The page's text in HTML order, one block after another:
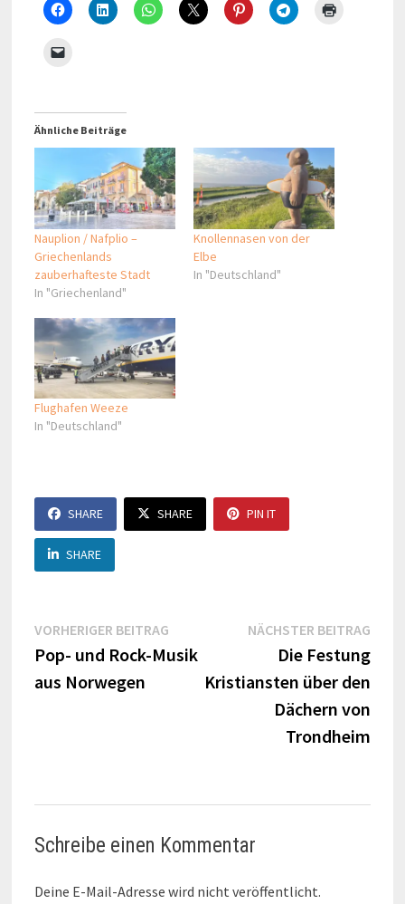
Ähnliche Beiträge
Nauplion / Nafplio –
Griechenlands
zauberhafteste Stadt
In "Griechenland"
Knollennasen von der
Elbe
In "Deutschland"
Flughafen Weeze
In "Deutschland"
SHARE SHARE PIN IT
SHARE
Beitragsnavigation
VORHERIGER BEITRAGVorheriger
Beitrag:
Pop- und Rock-Musik
aus Norwegen
NÄCHSTER BEITRAG
Die Festung
Kristiansten über den
Dächern von
Trondheim
Schreibe einen Kommentar
Deine E-Mail-Adresse wird nicht veröffentlicht.